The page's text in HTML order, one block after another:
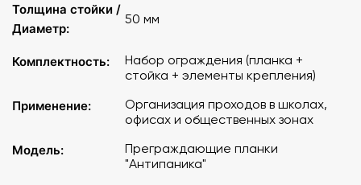
Толщина стойки /
Диаметр:
50 мм
Комплектность:
Набор ограждения (планка +
стойка + элементы крепления)
Применение:
Организация проходов в школах,
офисах и общественных зонах
Модель:
Преграждающие планки
"Антипаника"